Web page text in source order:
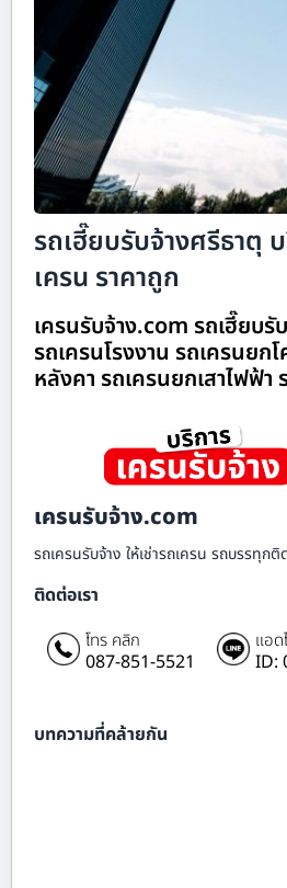
รถเฮี๊ยบรับจ้างศรีธาตุ บ
เครน ราคาถูก
เครนรับจ้าง.com รถเฮี๊ยบรั
รถเครนโรงงาน รถเครนย
หลังคา รถเครนยกเสาไฟฟ้
เครนรับจ้าง.com
รถเครนรับจ้าง ให้เช่ารถเครน รถบรรทุ
ติดต่อเรา
โทร คลิก
087-851-5521
แอด
ID:
บทความที่คล้ายกัน